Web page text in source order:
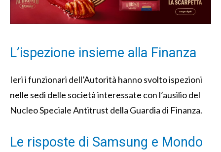
L’ispezione insieme alla Finanza
Ieri i funzionari dell’Autorità hanno svolto ispezioni
nelle sedi delle società interessate con l’ausilio del
Nucleo Speciale Antitrust della Guardia di Finanza.
Le risposte di Samsung e Mondo